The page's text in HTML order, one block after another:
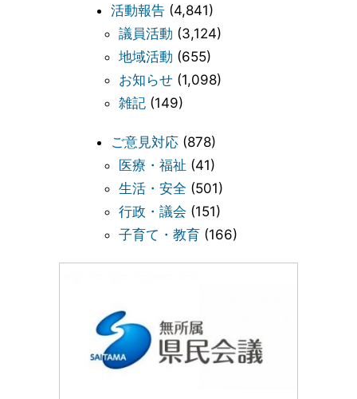
活動報告 (4,841)
議員活動 (3,124)
地域活動 (655)
お知らせ (1,098)
雑記 (149)
ご意見対応 (878)
医療・福祉 (41)
生活・安全 (501)
行政・議会 (151)
子育て・教育 (166)